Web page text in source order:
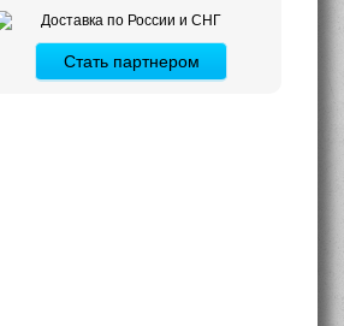
Доставка по России и СНГ
Стать партнером